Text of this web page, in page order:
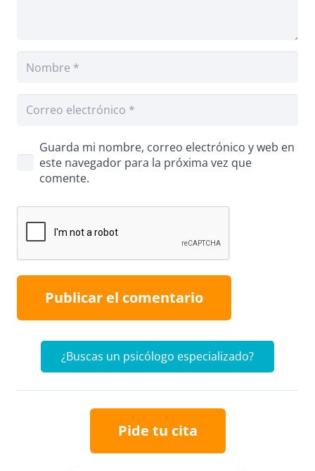
Guarda mi nombre, correo electrónico y web en
este navegador para la próxima vez que
comente.
Publicar el comentario
¿Buscas un psicólogo especializado?
Pide tu cita